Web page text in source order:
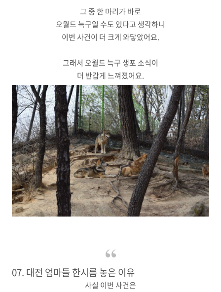
그 중 한 마리가 바로
오월드 늑구일 수도 있다고 생각하니
이번 사건이 더 크게 와닿았어요.
그래서 오월드 늑구 생포 소식이
더 반갑게 느껴졌어요.
07. 대전 엄마들 한시름 놓은 이유
사실 이번 사건은